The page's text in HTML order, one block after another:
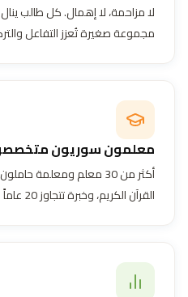
لا مزاحمة، لا إهمال. كل طالب
مجموعة صغيرة تُعزز التفاعل
معلمون سوريون
أكثر من 30 معلم ومعلمة
القرآن الكريم، وخبرة تتجاوز 20 عاماً في التعليم.